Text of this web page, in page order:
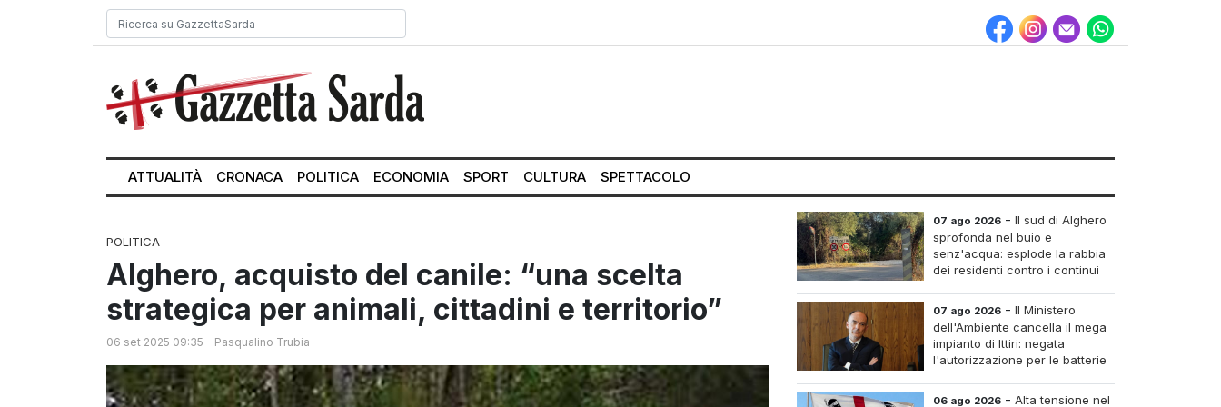
ATTUALITÀ CRONACA POLITICA ECONOMIA SPORT CULTURA SPETTACOLO
POLITICA
Alghero, acquisto del canile: “una scelta
strategica per animali, cittadini e territorio”
06 set 2025 09:35 - Pasqualino Trubia
07 ago 2026 - Il sud di Alghero
sprofonda nel buio e
senz'acqua: esplode la rabbia
dei residenti contro i continui
07 ago 2026 - Il Ministero
dell'Ambiente cancella il mega
impianto di Ittiri: negata
l'autorizzazione per le batterie
06 ago 2026 - Alta tensione nel